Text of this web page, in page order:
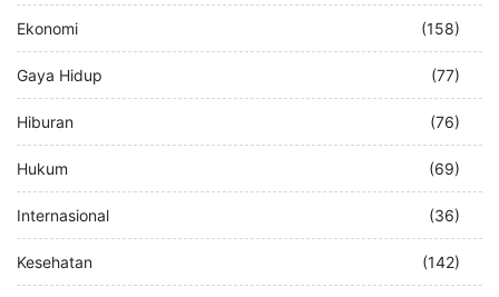
Ekonomi (158)
Gaya Hidup (77)
Hiburan (76)
Hukum (69)
Internasional (36)
Kesehatan (142)